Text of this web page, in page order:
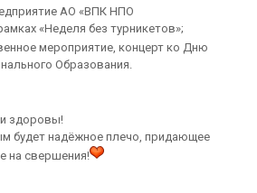
АО «ВПК НПО
«Неделя без турникетов»;
мероприятие, концерт ко Дню
Образования.
здоровы!
будет надёжное плечо, придающее
на свершения!